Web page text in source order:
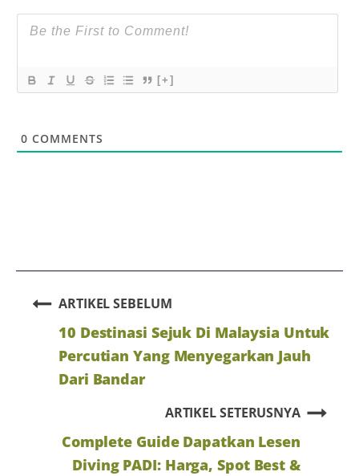
[+]
0 COMMENTS
ARTIKEL SEBELUM
10 Destinasi Sejuk Di Malaysia Untuk
Percutian Yang Menyegarkan Jauh
Dari Bandar
ARTIKEL SETERUSNYA
Complete Guide Dapatkan Lesen
Diving PADI: Harga, Spot Best &